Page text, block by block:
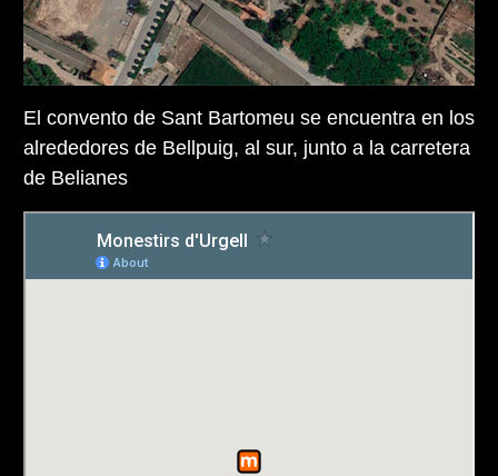
El convento de Sant Bartomeu se encuentra en los
alrededores de Bellpuig, al sur, junto a la carretera
de Belianes